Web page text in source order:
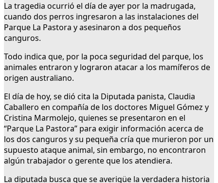
La tragedia ocurrió el día de ayer por la madrugada,
cuando dos perros ingresaron a las instalaciones del
Parque La Pastora y asesinaron a dos pequeños
canguros.
Todo indica que, por la poca seguridad del parque, los
animales entraron y lograron atacar a los mamíferos de
origen australiano.
El día de hoy, se dió cita la Diputada panista, Claudia
Caballero en compañía de los doctores Miguel Gómez y
Cristina Marmolejo, quienes se presentaron en el
“Parque La Pastora” para exigir información acerca de
los dos canguros y su pequeña cría que murieron por un
supuesto ataque animal, sin embargo, no encontraron
algún trabajador o gerente que los atendiera.
La diputada busca que se averigüe la verdadera historia